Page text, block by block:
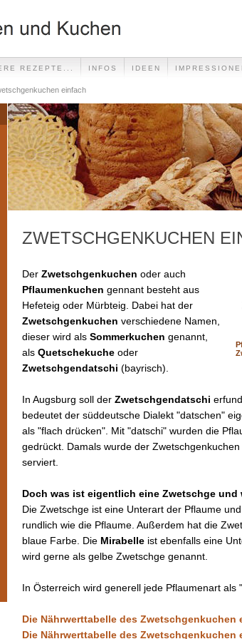
REZEPTE... INFOS IDEEN
einfach
ZWETSCHGENKUCHEN
Der Zwetschgenkuchen oder auch
Pflaumenkuchen gennant besteht aus
Hefeteig oder Mürbteig. Dabei hat der
Zwetschgenkuchen verschiedene Namen,
dieser wird als Sommerkuchen genannt,
als Quetschekuche oder
Zwetschgendatschi (bayrisch).
In Augsburg soll der Zwetschgendatschi
bedeutet der süddeutsche Dialekt "datschen"
als "flach drücken". Mit "datschi" wurden die
gedrückt. Damals wurde der Zwetschgenkuchen
serviert.
Doch was ist eigentlich eine Zwetschge und
Die Zwetschge ist eine Unterart der Pflaume
rundlich wie die Pflaume. Außerdem hat die
blaue Farbe. Die Mirabelle ist ebenfalls eine
wird gerne als gelbe Zwetschge genannt.
In Österreich wird generell jede Pflaumenart als
Die Nährwerttabelle des Zwetschgenkuchen
Die Nährwerttabelle des Zwetschgenkuchen